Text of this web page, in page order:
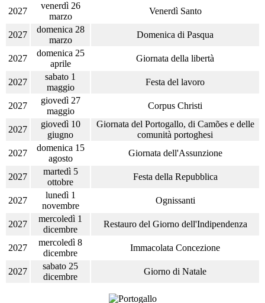
2027
venerdì 26
marzo
Venerdì Santo
2027
domenica 28
marzo
Domenica di Pasqua
2027
domenica 25
aprile
Giornata della libertà
2027
sabato 1
maggio
Festa del lavoro
2027
giovedì 27
maggio
Corpus Christi
2027
giovedì 10
giugno
Giornata del Portogallo, di Camões e delle
comunità portoghesi
2027
domenica 15
agosto
Giornata dell'Assunzione
2027
martedì 5
ottobre
Festa della Repubblica
2027
lunedì 1
novembre
Ognissanti
2027
mercoledì 1
dicembre
Restauro del Giorno dell'Indipendenza
2027
mercoledì 8
dicembre
Immacolata Concezione
2027
sabato 25
dicembre
Giorno di Natale